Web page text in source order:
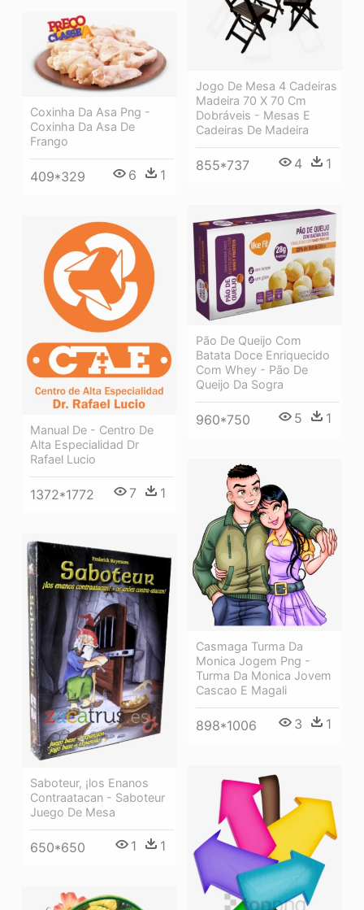
Jogo De Mesa 4 Cadeiras
Madeira 70 X 70 Cm
Dobráveis - Mesas E
Cadeiras De Madeira
855*737 4 1
Coxinha Da Asa Png -
Coxinha Da Asa De
Frango
409*329 6 1
Pão De Queijo Com
Batata Doce Enriquecido
Com Whey - Pão De
Queijo Da Sogra
960*750 5 1
Manual De - Centro De
Alta Especialidad Dr
Rafael Lucio
1372*1772 7 1
Casmaga Turma Da
Monica Jogem Png -
Turma Da Monica Jovem
Cascao E Magali
898*1006 3 1
Saboteur, ¡los Enanos
Contraatacan - Saboteur
Juego De Mesa
650*650 1 1